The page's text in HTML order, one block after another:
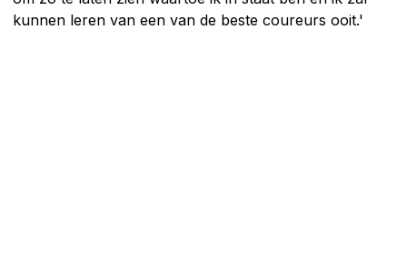
kunnen leren van een van de beste coureurs ooit.'